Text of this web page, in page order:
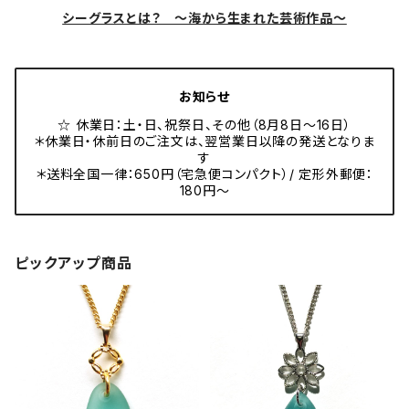
シーグラスとは？ ～海から生まれた芸術作品～
お知らせ
☆ 休業日：土・日、祝祭日、その他（8月8日～16日）
＊休業日・休前日のご注文は、翌営業日以降の発送となりま
す
＊送料全国一律：650円（宅急便コンパクト）/ 定形外郵便：
180円～
ピックアップ商品